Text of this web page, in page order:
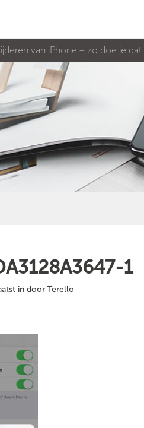
van iPhone – zo doe je dat!
1
in door Terello